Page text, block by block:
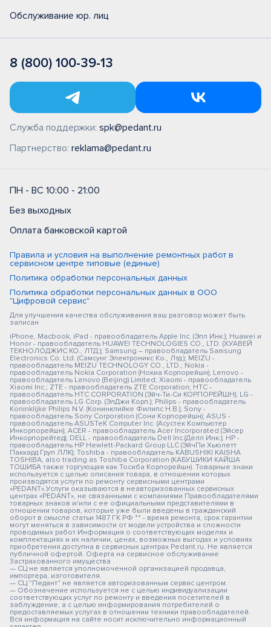
Обслуживание юр. лиц
8 (800) 100-39-13
Служба поддержки: spk@pedant.ru
Партнерство: reklama@pedant.ru
ПН - ВС 10:00 - 21:00
Без выходных
Оплата банковской картой
Правила и условия на выполнение ремонтных работ в
сервисном центре типовые (единые)
Политика обработки персональных данных
Политика обработки персональных данных в ООО
"Цифровой сервис"
Для улучшения качества обслуживания ваш разговор может быть
записан
iPhone, Macbook, iPad - правообладатель Apple Inc. (Эпл Инк.); Huawei и
Honor - правообладатель HUAWEI TECHNOLOGIES CO., LTD. (ХУАВЕЙ
ТЕКНОЛОДЖИС КО., ЛТД.); Samsung – правообладатель Samsung
Electronics Co. Ltd. (Самсунг Электроникс Ко., Лтд.); MEIZU -
правообладатель MEIZU TECHNOLOGY CO., LTD.; Nokia -
правообладатель Nokia Corporation (Нокиа Корпорейшн); Lenovo -
правообладатель Lenovo (Beijing) Limited; Xiaomi - правообладатель
Xiaomi Inc.; ZTE - правообладатель ZTE Corporation; HTC -
правообладатель HTC CORPORATION (Эйч-Ти-Си КОРПОРЕЙШН); LG -
правообладатель LG Corp. (ЭлДжи Корп.); Philips - правообладатель
Koninklijke Philips N.V. (Конинклийке Филипс Н.В.); Sony -
правообладатель Sony Corporation (Сони Корпорейшн); ASUS -
правообладатель ASUSTeK Computer Inc. (Асустек Компьютер
Инкорпорейшн); ACER - правообладатель Acer Incorporated (Эйсер
Инкорпорейтед); DELL - правообладатель Dell Inc.(Делл Инк.); HP -
правообладатель HP Hewlett-Packard Group LLC (ЭйчПи Хьюлетт
Паккард Груп ЛЛК); Toshiba - правообладатель KABUSHIKI KAISHA
TOSHIBA, also trading as Toshiba Corporation (КАБУШИКИ КАЙША
ТОШИБА также торгующая как Тосиба Корпорейшн). Товарные знаки
используется с целью описания товара, в отношении которых
производятся услуги по ремонту сервисными центрами
«PEDANT».Услуги оказываются в неавторизованных сервисных
центрах «PEDANT», не связанными с компаниями Правообладателями
товарных знаков и/или с ее официальными представителями в
отношении товаров, которые уже были введены в гражданский
оборот в смысле статьи 1487 ГК РФ ** - время ремонта, срок гарантии
могут меняться в зависимости от модели устройства и сложности
проводимых работ Информация о соответствующих моделях и
комплектациях и их наличии, ценах, возможных выгодах и условиях
приобретения доступна в сервисных центрах Pedant.ru. Не является
публичной офертой. Оферта на сервисное обслуживание
Застрахованного имущества
— СЦ не является уполномоченной организацией продавца,
импортера, изготовителя.
— СЦ "Педант" не является авторизованным сервис центром.
— Обозначение используется не с целью индивидуализации
соответствующих услуг по ремонту и введения посетителей в
заблуждение, а с целью информирования потребителей о
предоставляемых услугах в отношении техники правообладателей.
Вся информация на сайте носит исключительно информационный